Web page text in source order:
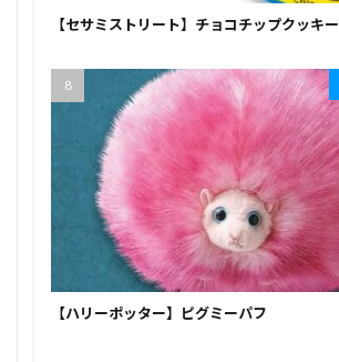
【セサミストリート】チョコチップクッキー
【ハリーポッター】ピグミーパフ